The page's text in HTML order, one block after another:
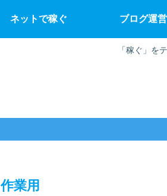
「稼ぐ」を
ネットで稼ぐ ブログ運営
作業用